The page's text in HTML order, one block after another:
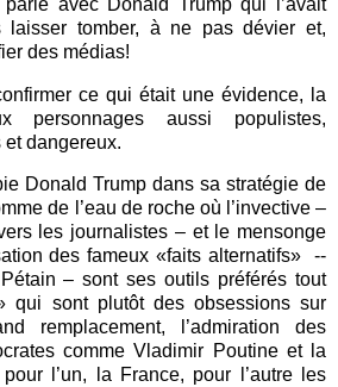
laisser tomber, à ne pas dévier et,
des médias!
ce qui était une évidence, la
personnages aussi populistes,
et dangereux.
Donald Trump dans sa stratégie de
de l’eau de roche où l’invective –
les journalistes – et le mensonge
des fameux «faits alternatifs»
--
– sont ses outils préférés tout
qui sont plutôt des obsessions sur
remplacement, l’admiration des
comme Vladimir Poutine et la
l’un, la France, pour l’autre les